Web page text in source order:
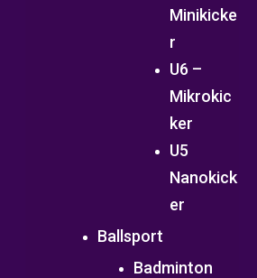
Minikicke
r
U6 –
Mikrokic
ker
U5
Nanokick
er
Ballsport
Badminton